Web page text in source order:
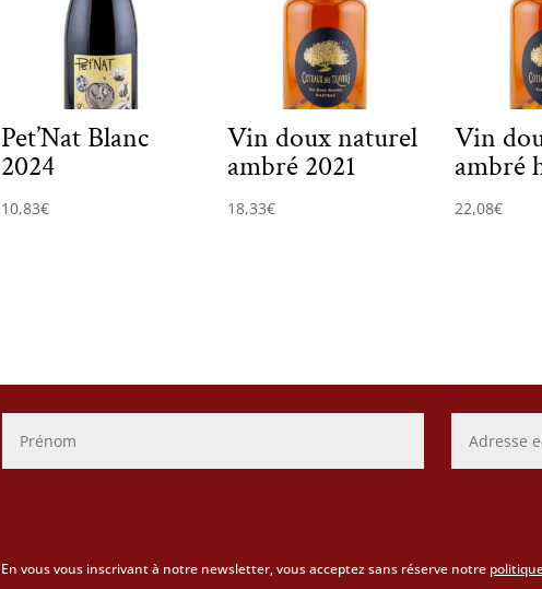
Pet’Nat Blanc
2024
10,83€
Vin doux naturel
ambré 2021
18,33€
Vin
ambré
22,08€
En vous vous inscrivant à notre newsletter, vous acceptez sans réserve notre